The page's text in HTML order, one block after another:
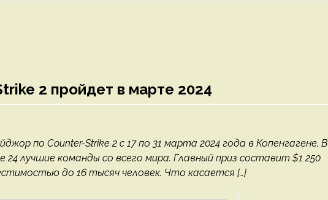
2 пройдет в марте 2024
по Counter-Strike 2 с 17 по 31 марта 2024 года в Копенгагене. В
24 лучшие команды со всего мира. Главный приз составит $1 250
до 16 тысяч человек. Что касается […]